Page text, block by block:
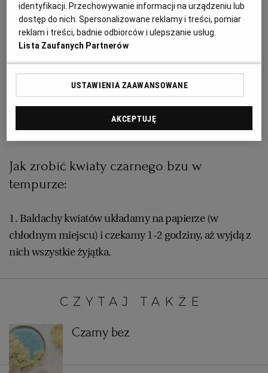
POZNAŃ
RADOM
RYBNIK
RZESZÓW
SOSNOWIEC
TORUŃ
PODRÓŻE
WIDEO
FORUM
125 g skrobi kukurydzianej lub ziemniaczanej
łyżeczka sody oczyszczonej
duża szczypta soli
cukier puder do posypania
Jak zrobić kwiaty czarnego bzu w
tempurze:
1. Baldachy kwiatów układamy na papierze (w
chłodnym miejscu) i czekamy 1-2 godziny, aż wyjdą z
nich wszystkie żyjątka.
CZYTAJ TAKŻE:
Czarny bez
identyfikacji. Przechowywanie informacji na urządzeniu lub
dostęp do nich. Spersonalizowane reklamy i treści, pomiar
reklam i treści, badnie odbiorców i ulepszanie usług.
Lista Zaufanych Partnerów
USTAWIENIA ZAAWANSOWANE
AKCEPTUJĘ